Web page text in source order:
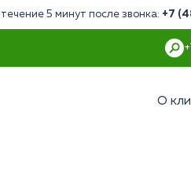
5 минут после звонка: +7
О